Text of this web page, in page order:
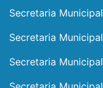
Secretaria
Secretaria
Secretaria